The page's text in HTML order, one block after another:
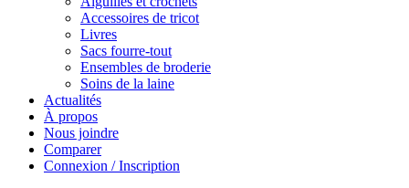
Accessoires de tricot
Livres
Sacs fourre-tout
Ensembles de broderie
Soins de la laine
Actualités
À propos
Nous joindre
Comparer
Connexion / Inscription